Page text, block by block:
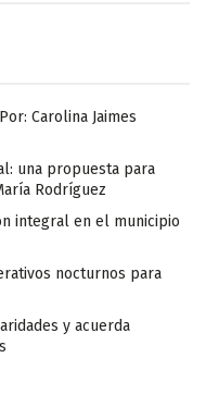
Carolina Jaimes
una propuesta para
Rodríguez
integral en el municipio
nocturnos para
y acuerda